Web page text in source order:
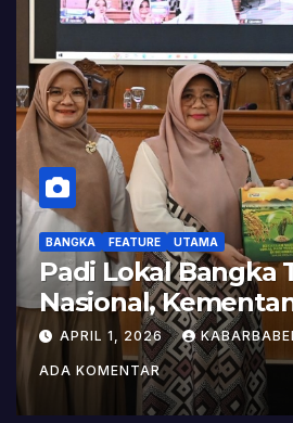
BANGKA FEATURE UTAMA
Padi Lokal Bangka
Nasional,
Kisah Sukses
Varietas
APRIL 1, 2026
ADA KOMENTAR